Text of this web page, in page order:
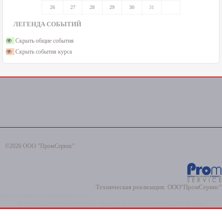
26 27 28 29 30 31
ЛЕГЕНДА СОБЫТИЙ
Скрыть общие события
Скрыть события курса
©2026 ООО "ПромСервис"
Техническая реализация: ООО"ПромСервис"